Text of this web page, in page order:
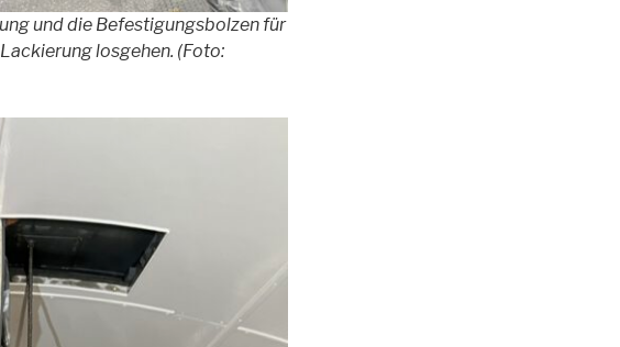
und die Befestigungsbolzen für
losgehen. (Foto: